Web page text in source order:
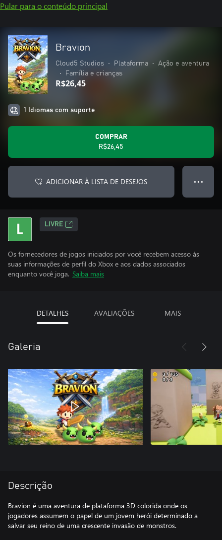
Pular para o conteúdo principal
Bravion
Cloud5 Studios • Plataforma •
Ação e aventura
•
Família e crianças
R$26,45
1 Idiomas com suporte
COMPRAR
R$26,45
ADICIONAR À LISTA DE DESEJOS ● ● ●
LIVRE
Os fornecedores de jogos iniciados por você recebem acesso às
suas informações de perfil do Xbox e aos dados associados
enquanto você joga. Saiba mais
DETALHES AVALIAÇÕES MAIS
Galeria
Descrição
Bravion é uma aventura de plataforma 3D colorida onde os
jogadores assumem o papel de um jovem herói determinado a
salvar seu reino de uma crescente invasão de monstros.